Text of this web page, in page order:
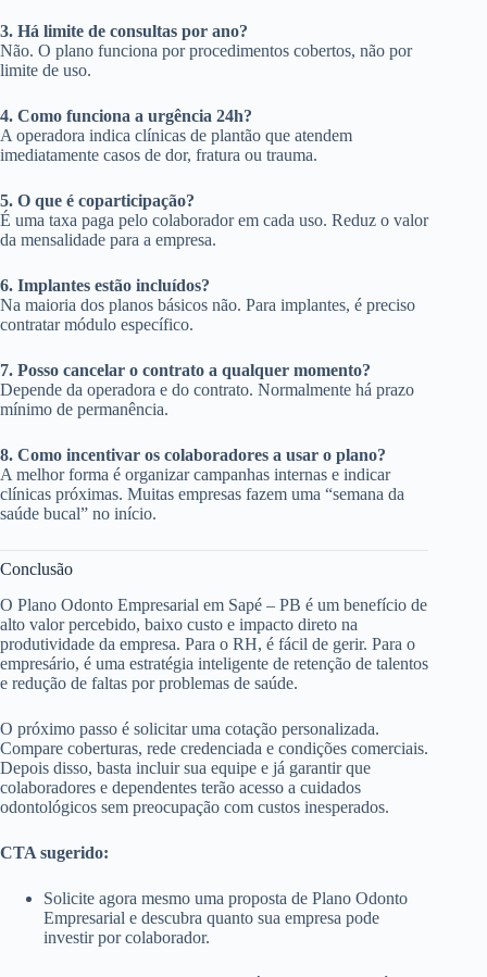
3. Há limite de consultas por ano?
Não. O plano funciona por procedimentos cobertos, não por
limite de uso.
4. Como funciona a urgência 24h?
A operadora indica clínicas de plantão que atendem
imediatamente casos de dor, fratura ou trauma.
5. O que é coparticipação?
É uma taxa paga pelo colaborador em cada uso. Reduz o valor
da mensalidade para a empresa.
6. Implantes estão incluídos?
Na maioria dos planos básicos não. Para implantes, é preciso
contratar módulo específico.
7. Posso cancelar o contrato a qualquer momento?
Depende da operadora e do contrato. Normalmente há prazo
mínimo de permanência.
8. Como incentivar os colaboradores a usar o plano?
A melhor forma é organizar campanhas internas e indicar
clínicas próximas. Muitas empresas fazem uma “semana da
saúde bucal” no início.
Conclusão
O Plano Odonto Empresarial em Sapé – PB é um benefício de
alto valor percebido, baixo custo e impacto direto na
produtividade da empresa. Para o RH, é fácil de gerir. Para o
empresário, é uma estratégia inteligente de retenção de talentos
e redução de faltas por problemas de saúde.
O próximo passo é solicitar uma cotação personalizada.
Compare coberturas, rede credenciada e condições comerciais.
Depois disso, basta incluir sua equipe e já garantir que
colaboradores e dependentes terão acesso a cuidados
odontológicos sem preocupação com custos inesperados.
CTA sugerido:
Solicite agora mesmo uma proposta de Plano Odonto
Empresarial e descubra quanto sua empresa pode
investir por colaborador.